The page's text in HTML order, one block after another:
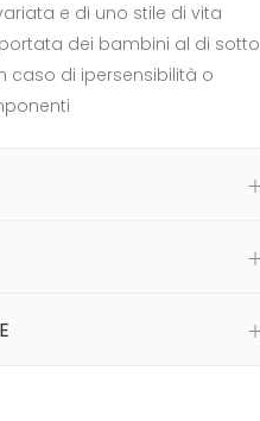
e di uno stile di vita
dei bambini al di sotto
caso di ipersensibilità o